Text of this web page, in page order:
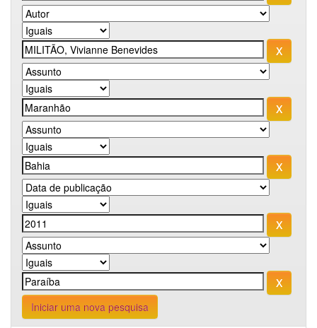
Iniciar uma nova pesquisa